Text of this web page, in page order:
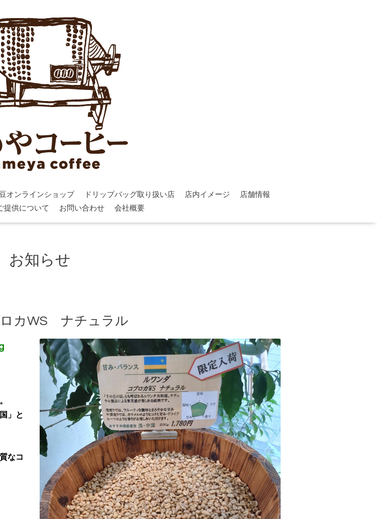
オンラインショップ ドリップバッグ取り扱い店 店内イメージ
店舗情報
提供について
お問い合わせ 会社概要
お知らせ
カWS ナチュラル
」と
なコ